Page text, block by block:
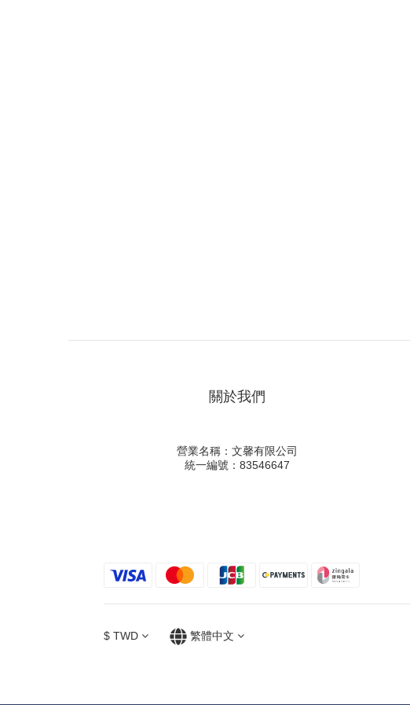
關於我們
營業名稱：文馨有限公司
統一編號：83546647
$ TWD 繁體中文